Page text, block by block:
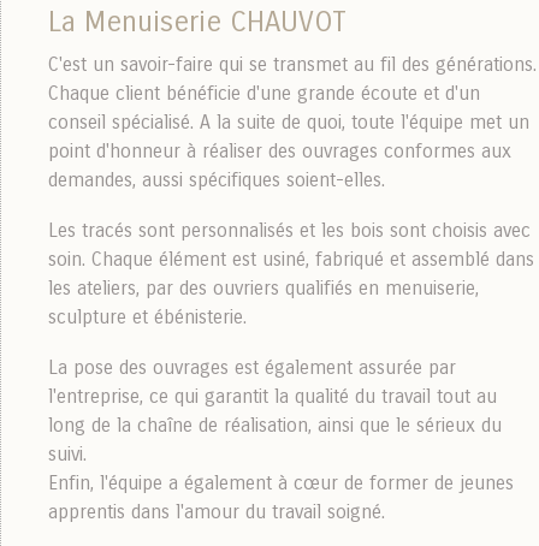
La Menuiserie CHAUVOT
C'est un savoir-faire qui se transmet au fil des générations.
Chaque client bénéficie d'une grande écoute et d'un
conseil spécialisé. A la suite de quoi, toute l'équipe met un
point d'honneur à réaliser des ouvrages conformes aux
demandes, aussi spécifiques soient-elles.
Les tracés sont personnalisés et les bois sont choisis avec
soin. Chaque élément est usiné, fabriqué et assemblé dans
les ateliers, par des ouvriers qualifiés en menuiserie,
sculpture et ébénisterie.
La pose des ouvrages est également assurée par
l'entreprise, ce qui garantit la qualité du travail tout au
long de la chaîne de réalisation, ainsi que le sérieux du
suivi.
Enfin, l'équipe a également à cœur de former de jeunes
apprentis dans l'amour du travail soigné.